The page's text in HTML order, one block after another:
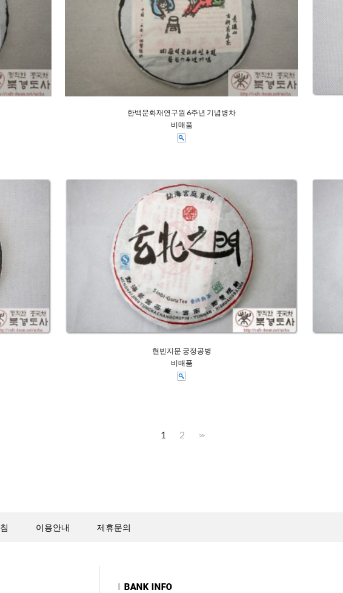
한백문화재연구원 6주년 기념병차
비매품
현빈지문 궁정공병
비매품
1 2 >>
이용안내 제휴문의